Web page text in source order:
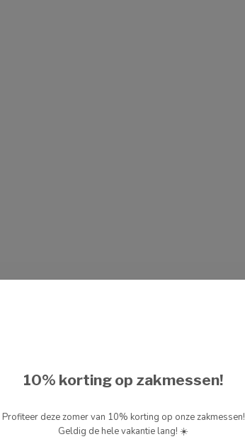
10% korting op zakmessen!
Profiteer deze zomer van 10% korting op onze zakmessen!
Geldig de hele vakantie lang! ☀️